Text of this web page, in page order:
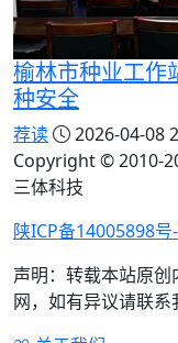
榆林市种业工作
种安全
荐读
2026-04-08
Copyright © 2010-
三体科技
陕ICP备14005898号
声明：转载本站原
网，如有异议请联系